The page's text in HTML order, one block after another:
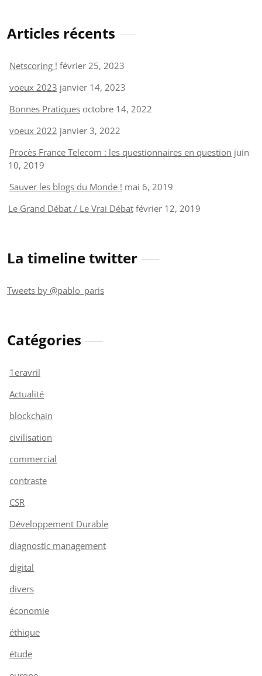
Articles récents
Netscoring ! février 25, 2023
voeux 2023 janvier 14, 2023
Bonnes Pratiques octobre 14, 2022
voeux 2022 janvier 3, 2022
Procès France Telecom : les questionnaires en question juin
10, 2019
Sauver les blogs du Monde ! mai 6, 2019
Le Grand Débat / Le Vrai Débat février 12, 2019
La timeline twitter
Tweets by @pablo_paris
Catégories
1eravril
Actualité
blockchain
civilisation
commercial
contraste
CSR
Développement Durable
diagnostic management
digital
divers
économie
éthique
étude